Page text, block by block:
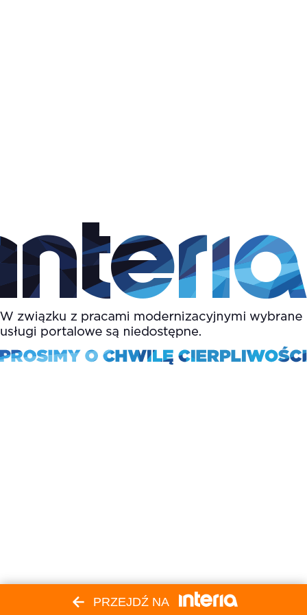
PRZEJDŹ NA